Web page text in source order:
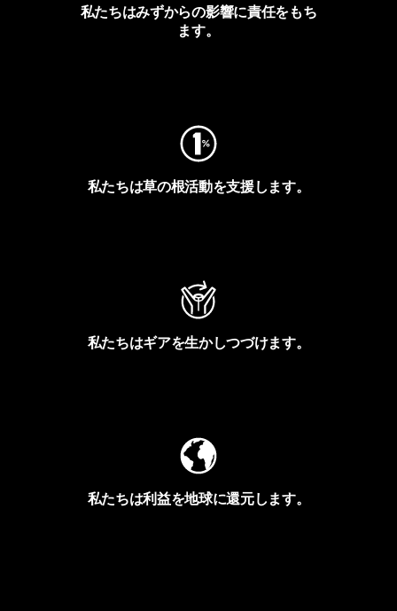
私たちはみずからの影響に責任をもち
ます。
私たちは草の根活動を支援します。
私たちはギアを生かしつづけます。
私たちは利益を地球に還元します。